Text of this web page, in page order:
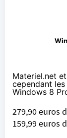
Materiel.net
cependant
Windows 8
279,90 euros
159,99 euros